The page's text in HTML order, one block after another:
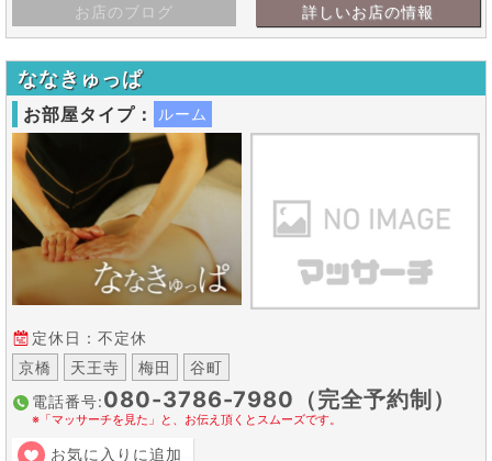
詳しいお店の情報
お店のブログ
ななきゅっぱ
定休日：不定休
京橋
天王寺 梅田
谷町
電話番号:080-3786-7980（完全予約制）
※「マッサーチを見た」と、お伝え頂くとスムーズです。
お気に入りに追加
お部屋タイプ： ルーム